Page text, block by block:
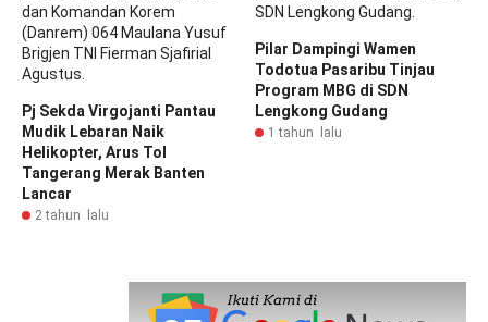
Pj Sekda Virgojanti Pantau
Mudik Lebaran Naik
Helikopter, Arus Tol
Tangerang Merak Banten
Lancar
2 tahun lalu
Pilar Dampingi Wamen
Todotua Pasaribu Tinjau
Program MBG di SDN
Lengkong Gudang
1 tahun lalu